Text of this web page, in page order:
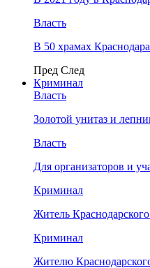
Власть
В 50 храмах
Пред След
Криминал
Власть
​Золотой унитаз и
Власть
Для организаторов и
Криминал
Житель
Криминал
Жителю